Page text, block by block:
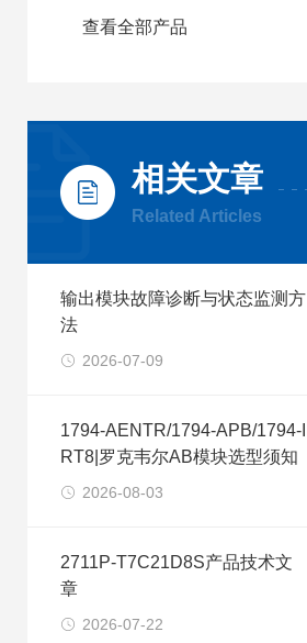
查看全部产品
相关文章
Related Articles
输出模块故障诊断与状态监测方
法
2026-07-09
1794-AENTR/1794-APB/1794-I
RT8|罗克韦尔AB模块选型须知
2026-08-03
2711P-T7C21D8S产品技术文
章
2026-07-22